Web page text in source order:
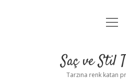
Anasayfa
Yasal
Saç ve Stil
Tarzına renk katan